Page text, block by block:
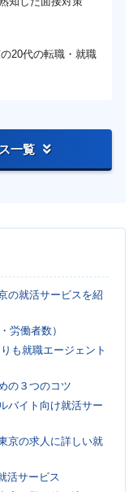
20代の転職・就職
一覧
の就活サービスを紹
労働者数）
も就職エージェント
の３つのコツ
バイト向け就活サー
京の求人に詳しい就
活サービス